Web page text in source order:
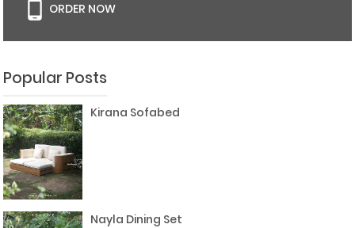
ORDER NOW
Popular Posts
Kirana Sofabed
Nayla Dining Set